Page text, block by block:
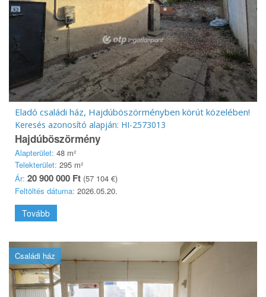
Eladó családi ház, Hajdúböszörményben körút közelében!
Keresés azonosító alapján: HI-2573013
Hajdúböszörmény
Alapterület: 48 m²
Telekterület: 295 m²
Ár: 20 900 000 Ft (57 104 €)
Feltöltés dátuma: 2026.05.20.
Tovább
Családi ház